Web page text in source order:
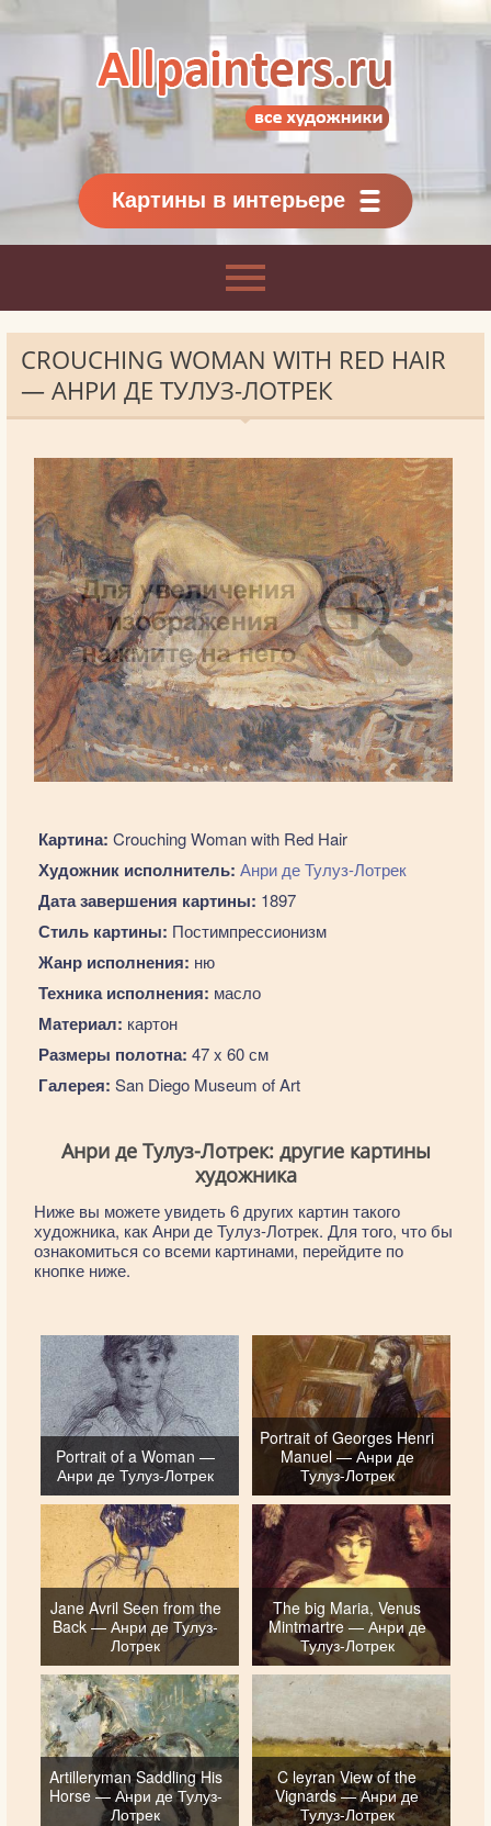
Картины классиков
и современников
Картины в интерьере
CROUCHING WOMAN WITH RED HAIR
— АНРИ ДЕ ТУЛУЗ-ЛОТРЕК
Картина: Crouching Woman with Red Hair
Художник исполнитель: Анри де Тулуз-Лотрек
Дата завершения картины: 1897
Стиль картины: Постимпрессионизм
Жанр исполнения: ню
Техника исполнения: масло
Материал: картон
Размеры полотна: 47 x 60 см
Галерея: San Diego Museum of Art
Анри де Тулуз-Лотрек: другие картины
художника
Ниже вы можете увидеть 6 других картин такого
художника, как Анри де Тулуз-Лотрек. Для того, что бы
ознакомиться со всеми картинами, перейдите по
кнопке ниже.
Portrait of a Woman —
Анри де Тулуз-Лотрек
Portrait of Georges Henri
Manuel — Анри де
Тулуз-Лотрек
Jane Avril Seen from the
Back — Анри де Тулуз-
Лотрек
The big Maria, Venus
Mintmartre — Анри де
Тулуз-Лотрек
Artilleryman Saddling His
Horse — Анри де Тулуз-
Лотрек
C leyran View of the
Vignards — Анри де
Тулуз-Лотрек